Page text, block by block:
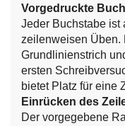
Vorgedruckte
Jeder Buchstabe ist
zeilenweisen Üben.
Grundlinienstrich
ersten
bietet Platz für eine
Einrücken des
Der vorgegebene